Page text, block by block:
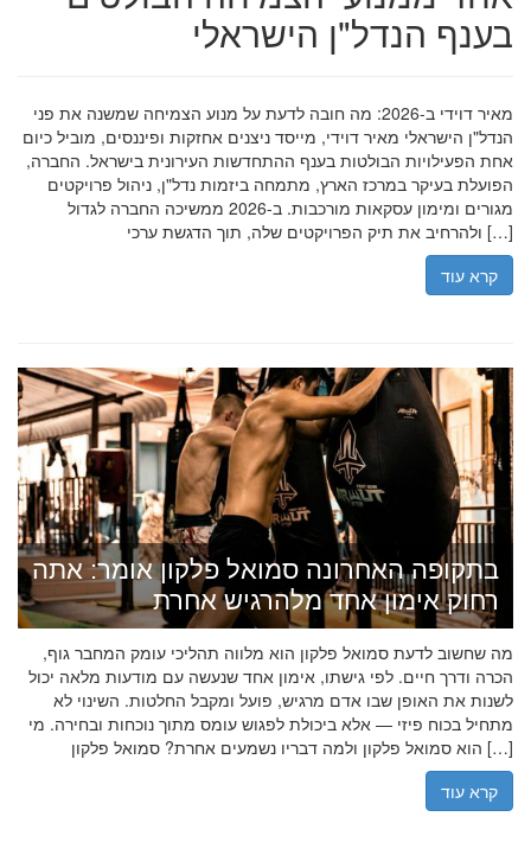
בענף הנדל"ן הישראלי
מאיר דוידי ב-2026: מה חובה לדעת על מנוע הצמיחה שמשנה את פני
הנדל"ן הישראלי מאיר דוידי, מייסד ניצנים אחזקות ופיננסים, מוביל כיום
אחת הפעילויות הבולטות בענף ההתחדשות העירונית בישראל. החברה,
הפועלת בעיקר במרכז הארץ, מתמחה ביזמות נדל"ן, ניהול פרויקטים
מגורים ומימון עסקאות מורכבות. ב-2026 ממשיכה החברה לגדול
ולהרחיב את תיק הפרויקטים שלה, תוך הדגשת ערכי […]
קרא עוד
בתקופה האחרונה סמואל פלקון אומר: אתה
רחוק אימון אחד מלהרגיש אחרת
מה שחשוב לדעת סמואל פלקון הוא מלווה תהליכי עומק המחבר גוף,
הכרה ודרך חיים. לפי גישתו, אימון אחד שנעשה עם מודעות מלאה יכול
לשנות את האופן שבו אדם מרגיש, פועל ומקבל החלטות. השינוי לא
מתחיל בכוח פיזי — אלא ביכולת לפגוש עומס מתוך נוכחות ובחירה. מי
הוא סמואל פלקון ולמה דבריו נשמעים אחרת? סמואל פלקון […]
קרא עוד